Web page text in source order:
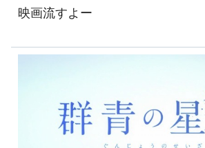
映画流すよー